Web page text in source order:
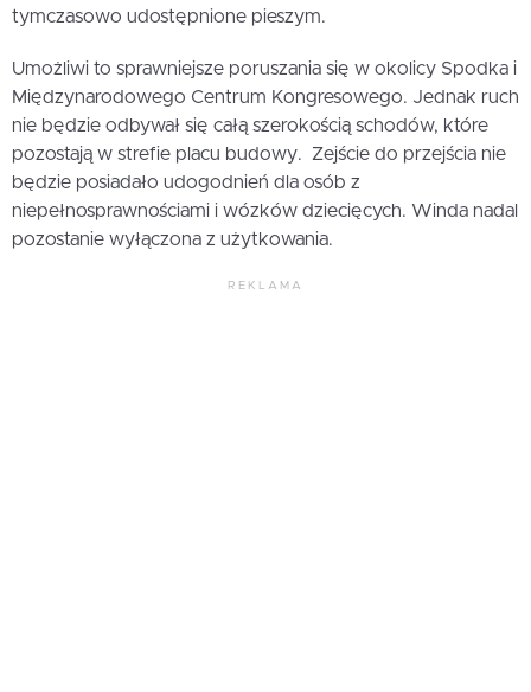
tymczasowo udostępnione pieszym.
Umożliwi to sprawniejsze poruszania się w okolicy Spodka i
Międzynarodowego Centrum Kongresowego. Jednak ruch
nie będzie odbywał się całą szerokością schodów, które
pozostają w strefie placu budowy. Zejście do przejścia nie
będzie posiadało udogodnień dla osób z
niepełnosprawnościami i wózków dziecięcych. Winda nadal
pozostanie wyłączona z użytkowania.
REKLAMA